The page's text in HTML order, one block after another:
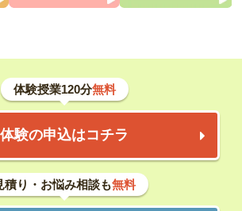
体験授業120分無料
体験の申込はコチラ
積り・お悩み相談も無料